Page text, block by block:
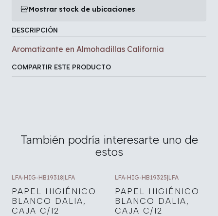
Mostrar stock de ubicaciones
DESCRIPCIÓN
Aromatizante en Almohadillas California
COMPARTIR ESTE PRODUCTO
También podría interesarte uno de
estos
LFA-HIG-HB19318 LFA
PAPEL HIGIÉNICO
BLANCO DALIA,
CAJA C/12
LFA-HIG-HB19325 LFA
PAPEL HIGIÉNICO
BLANCO DALIA,
CAJA C/12